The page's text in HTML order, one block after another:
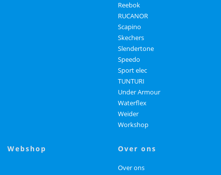
Reebok
RUCANOR
Scapino
Skechers
Slendertone
Speedo
Sport elec
TUNTURI
Under Armour
Waterflex
Weider
Workshop
webshop over ons
Over ons